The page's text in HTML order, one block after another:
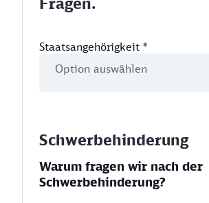
Staatsangehörigkeit *
Schwerbehinderung
Warum fragen wir nach der
Schwerbehinderung?